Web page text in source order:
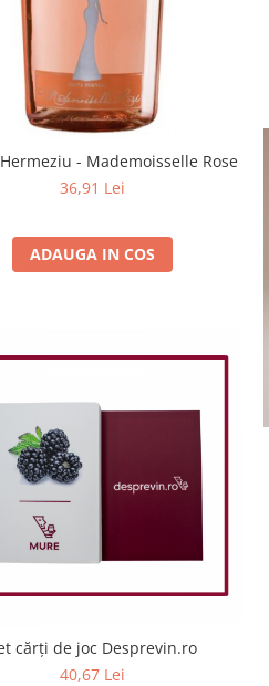
- Mademoisselle Rose
36,91 Lei
ADAUGA IN COS
cărți de joc Desprevin.ro
40,67 Lei